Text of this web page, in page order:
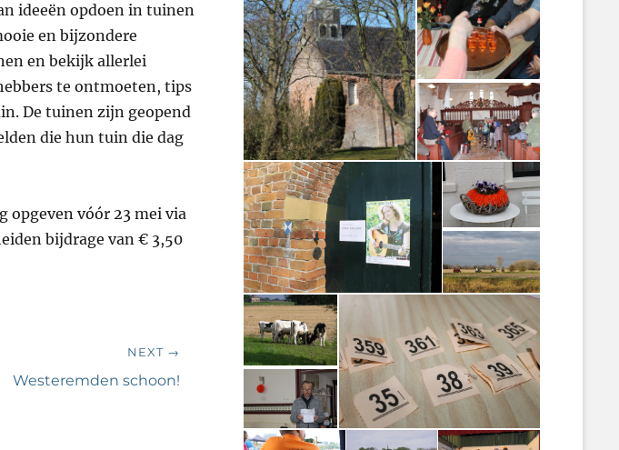
ideeën opdoen in tuinen
en bijzondere
en bekijk allerlei
te ontmoeten, tips
De tuinen zijn geopend
die hun tuin die dag
opgeven vóór 23 mei via
bijdrage van € 3,50
NEXT →
Westeremden schoon!